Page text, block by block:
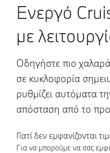
Ενεργό
με
Οδηγήστε πιο χαλαρά
σε κυκλοφορία
ρυθμίζει αυτόματα
απόσταση από το
Γιατί δεν εμφανίζονται
Για να μπορούμε να σας